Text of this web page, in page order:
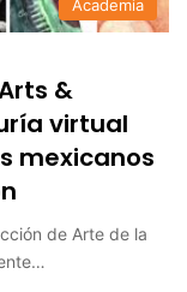
Academia
&
virtual
mexicanos
de Arte de la